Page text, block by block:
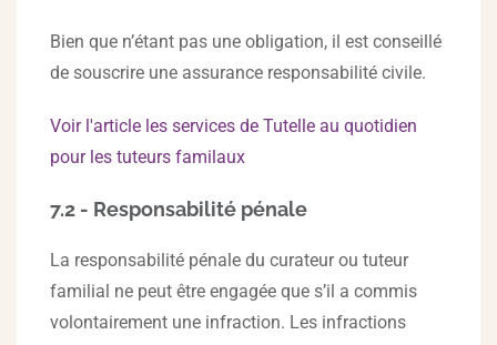
Bien que n’étant pas une obligation, il est conseillé
de souscrire une assurance responsabilité civile.
Voir l'article les services de Tutelle au quotidien
pour les tuteurs familaux
7.2 - Responsabilité pénale
La responsabilité pénale du curateur ou tuteur
familial ne peut être engagée que s’il a commis
volontairement une infraction. Les infractions